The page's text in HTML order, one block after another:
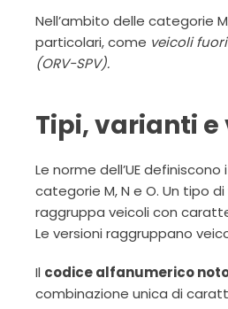
Nell’ambito delle categorie
particolari, come veicoli
(ORV-SPV).
Tipi, varianti e
Le norme dell’UE
categorie M, N e O. Un tipo
raggruppa veicoli con
Le versioni raggruppano
Il codice alfanumerico
combinazione unica di